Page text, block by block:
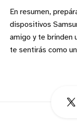
En resumen,
dispositivos
amigo y te brinden
te sentirás como